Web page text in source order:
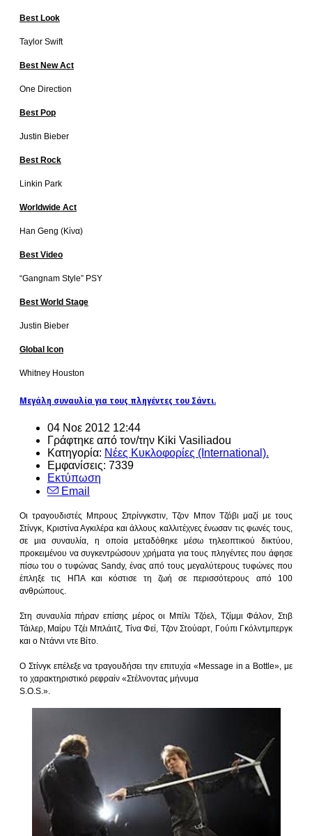
Best Look
Taylor Swift
Best New Act
One Direction
Best Pop
Justin Bieber
Best Rock
Linkin Park
Worldwide Act
Han Geng (Κίνα)
Best Video
“Gangnam Style” PSY
Best World Stage
Justin Bieber
Global Icon
Whitney Houston
Μεγάλη συναυλία για τους πληγέντες του Σάντι.
04 Νοε 2012 12:44
Γράφτηκε από τον/την Kiki Vasiliadou
Κατηγορία: Νέες Κυκλοφορίες (International).
Εμφανίσεις: 7339
Εκτύπωση
Email
Οι τραγουδιστές Μπρους Σπρίνγκστιν, Τζον Μπον Τζόβι μαζί με τους
Στίνγκ, Κριστίνα Αγκιλέρα και άλλους καλλιτέχνες ένωσαν τις φωνές τους,
σε μια συναυλία, η οποία μεταδόθηκε μέσω τηλεοπτικού δικτύου,
προκειμένου να συγκεντρώσουν χρήματα για τους πληγέντες που άφησε
πίσω του ο τυφώνας Sandy, ένας από τους μεγαλύτερους τυφώνες που
έπληξε τις ΗΠΑ και κόστισε τη ζωή σε περισσότερους από 100
ανθρώπους.
Στη συναυλία πήραν επίσης μέρος οι Μπίλι Τζόελ, Τζίμμι Φάλον, Στιβ
Τάιλερ, Μαίρυ Τζέι Μπλάιτζ, Τίνα Φεί, Τζον Στούαρτ, Γούπι Γκόλντμπεργκ
και ο Ντάννι ντε Βίτο.
Ο Στίνγκ επέλεξε να τραγουδήσει την επιτυχία «Message in a Bottle», με
το χαρακτηριστικό ρεφραίν «Στέλνοντας μήνυμα
S.O.S.».